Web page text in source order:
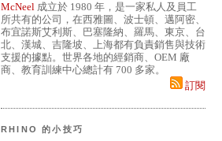
McNeel 成立於 1980 年，是一家私人及員工
所共有的公司，在西雅圖、波士頓、邁阿密、
布宜諾斯艾利斯、巴塞隆納、羅馬、東京、台
北、漢城、吉隆坡、上海都有負責銷售與技術
支援的據點。世界各地的經銷商、OEM 廠
商、教育訓練中心總計有 700 多家。
訂閱
RHINO 的小技巧